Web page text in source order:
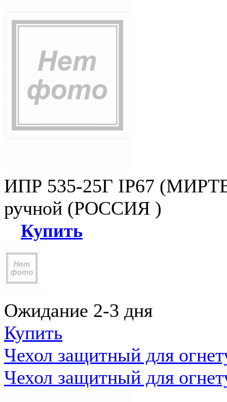
ИПР 535-25Г IP67
ручной (РОССИЯ )
Купить
Ожидание 2-3 дня
Купить
Чехол защитный для
Чехол защитный для